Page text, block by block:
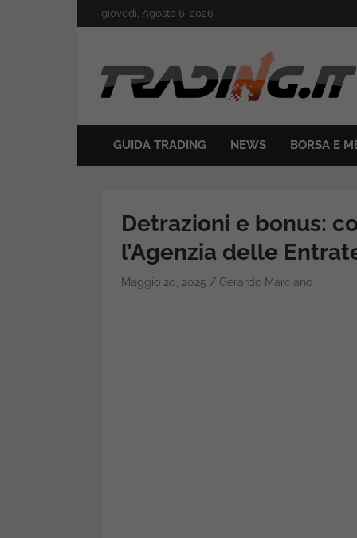
to
giovedì, Agosto 6, 2026
Trading.it
GUIDA TRADING NEWS BORSA E
Detrazioni e bonus:
l’Agenzia delle
Maggio 20, 2025 Gerardo Marciano